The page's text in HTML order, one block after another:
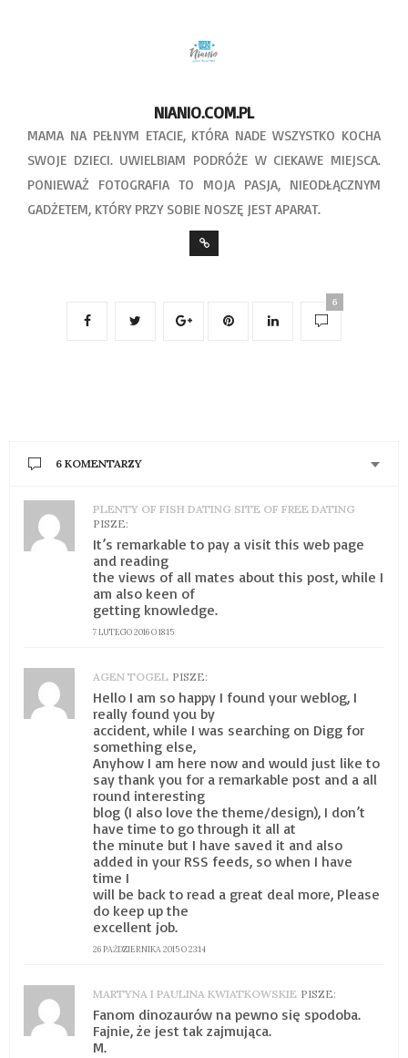
NIANIO.COM.PL
MAMA NA PEŁNYM ETACIE, KTÓRA NADE WSZYSTKO KOCHA
SWOJE DZIECI. UWIELBIAM PODRÓŻE W CIEKAWE MIEJSCA.
PONIEWAŻ FOTOGRAFIA TO MOJA PASJA, NIEODŁĄCZNYM
GADŻETEM, KTÓRY PRZY SOBIE NOSZĘ JEST APARAT.
6
6 KOMENTARZY
PLENTY OF FISH DATING SITE OF FREE DATING
PISZE:
7 LUTEGO 2016 O 18:15
It’s remarkable to pay a visit this web page
and reading
the views of all mates about this post, while I
am also keen of
getting knowledge.
AGEN TOGEL PISZE:
26 PAŹDZIERNIKA 2015 O 23:14
Hello I am so happy I found your weblog, I
really found you by
accident, while I was searching on Digg for
something else,
Anyhow I am here now and would just like to
say thank you for a remarkable post and a all
round interesting
blog (I also love the theme/design), I don’t
have time to go through it all at
the minute but I have saved it and also
added in your RSS feeds, so when I have
time I
will be back to read a great deal more, Please
do keep up the
excellent job.
MARTYNA I PAULINA KWIATKOWSKIE PISZE:
Fanom dinozaurów na pewno się spodoba.
Fajnie, że jest tak zajmująca.
M.